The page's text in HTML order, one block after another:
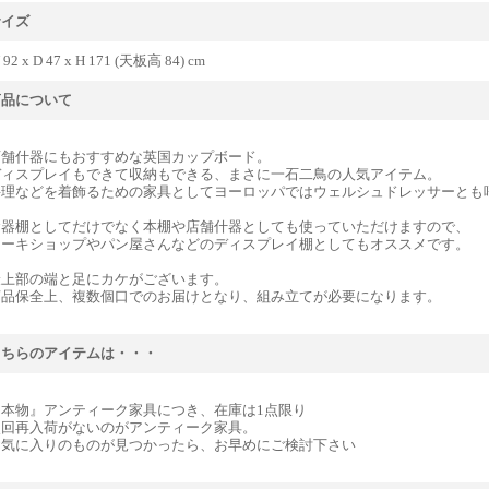
ズ
92 x D 47 x H 171 (天板高 84) cm
について
什器にもおすすめな英国カップボード。
スプレイもできて収納もできる、まさに一石二鳥の人気アイテム。
などを着飾るための家具としてヨーロッパではウェルシュドレッサーとも
棚としてだけでなく本棚や店舗什器としても使っていただけますので、
キショップやパン屋さんなどのディスプレイ棚としてもオススメです。
部の端と足にカケがございます。
保全上、複数個口でのお届けとなり、組み立てが必要になります。
らのアイテムは・・・
物』アンティーク家具につき、在庫は1点限り
再入荷がないのがアンティーク家具。
に入りのものが見つかったら、お早めにご検討下さい